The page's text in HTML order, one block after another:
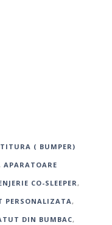
( BUMPER)
APARATOARE
CO-SLEEPER,
PERSONALIZATA,
DIN BUMBAC,